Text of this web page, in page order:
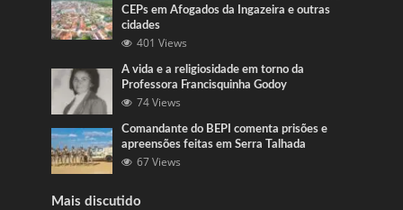
CEPs em Afogados da Ingazeira e outras
cidades
401 Views
A vida e a religiosidade em torno da
Professora Francisquinha Godoy
74 Views
Comandante do BEPI comenta prisões e
apreensões feitas em Serra Talhada
67 Views
Mais discutido